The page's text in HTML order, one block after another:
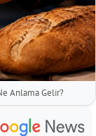
Anlama Gelir?